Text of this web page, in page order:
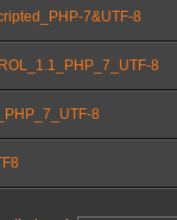
7&UTF-8
8
8